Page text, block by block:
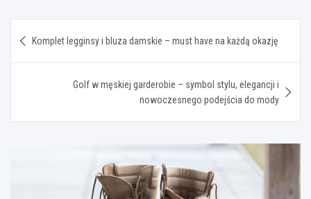
wpisu
Komplet legginsy i bluza damskie – must have na każdą okazję
Golf w męskiej garderobie – symbol stylu, elegancji i
nowoczesnego podejścia do mody